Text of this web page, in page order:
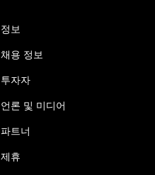
정보
채용 정보
투자자
언론 및 미디어
파트너
제휴